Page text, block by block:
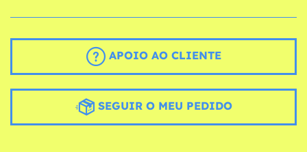
APOIO AO CLIENTE
SEGUIR O MEU PEDIDO